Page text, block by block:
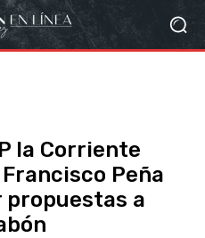
la Corriente
Peña
propuestas a